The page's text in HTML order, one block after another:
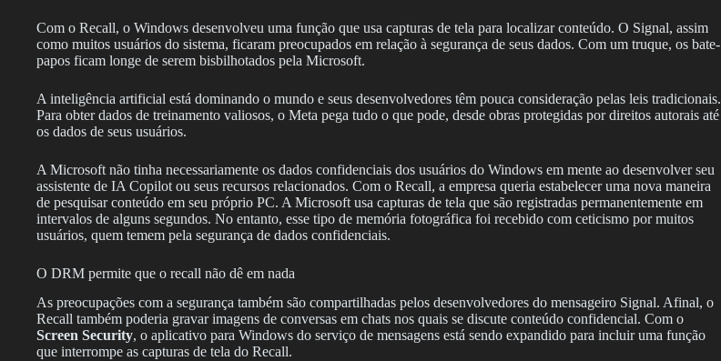
Com o Recall, o Windows desenvolveu uma função que usa capturas de tela para localizar conteúdo. O Signal, assim
como muitos usuários do sistema, ficaram preocupados em relação à segurança de seus dados. Com um truque, os bate-
papos ficam longe de serem bisbilhotados pela Microsoft.
A inteligência artificial está dominando o mundo e seus desenvolvedores têm pouca consideração pelas leis tradicionais.
Para obter dados de treinamento valiosos, o Meta pega tudo o que pode, desde obras protegidas por direitos autorais até
os dados de seus usuários.
A Microsoft não tinha necessariamente os dados confidenciais dos usuários do Windows em mente ao desenvolver seu
assistente de IA Copilot ou seus recursos relacionados. Com o Recall, a empresa queria estabelecer uma nova maneira
de pesquisar conteúdo em seu próprio PC. A Microsoft usa capturas de tela que são registradas permanentemente em
intervalos de alguns segundos. No entanto, esse tipo de memória fotográfica foi recebido com ceticismo por muitos
usuários, quem temem pela segurança de dados confidenciais.
O DRM permite que o recall não dê em nada
As preocupações com a segurança também são compartilhadas pelos desenvolvedores do mensageiro Signal. Afinal, o
Recall também poderia gravar imagens de conversas em chats nos quais se discute conteúdo confidencial. Com o
Screen Security, o aplicativo para Windows do serviço de mensagens está sendo expandido para incluir uma função
que interrompe as capturas de tela do Recall.